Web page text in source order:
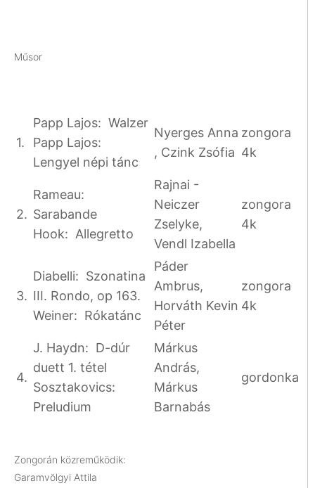
Műsor
1.
Papp Lajos: Walzer
Papp Lajos:
Lengyel népi tánc
Nyerges Anna
, Czink Zsófia
zongora
4k
2.
Rameau:
Sarabande
Hook: Allegretto
Rajnai -
Neiczer
Zselyke,
Vendl Izabella
zongora
4k
3.
Diabelli: Szonatina
III. Rondo, op 163.
Weiner: Rókatánc
Páder
Ambrus,
Horváth Kevin
Péter
zongora
4k
4.
J. Haydn: D-dúr
duett 1. tétel
Sosztakovics:
Preludium
Márkus
András,
Márkus
Barnabás
gordonka
Zongorán közreműködik:
Garamvölgyi Attila